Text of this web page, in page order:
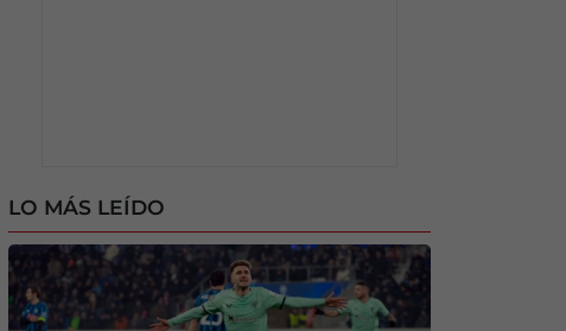
LO MÁS LEÍDO